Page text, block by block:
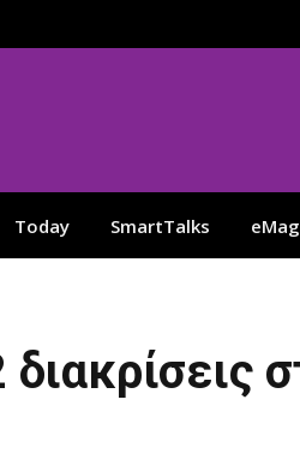
Today SmartTalks